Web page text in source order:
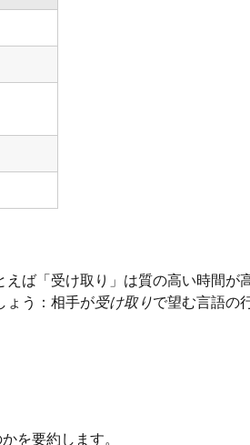
ば「受け取り」は質の高い時間が
ょう：相手が受け取りで望む言語の
を要約します。